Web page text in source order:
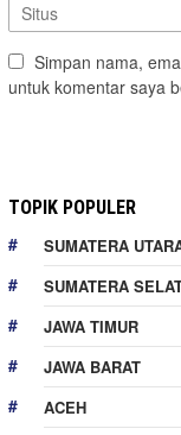
Simpan nama,
untuk komentar saya
TOPIK POPULER
SUMATERA
SUMATERA
JAWA TIMUR
JAWA BARAT
ACEH